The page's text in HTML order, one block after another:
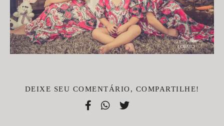
DEIXE SEU COMENTÁRIO, COMPARTILHE!